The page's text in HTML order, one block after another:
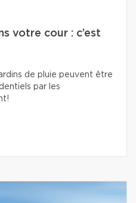
votre cour : c’est
de pluie peuvent être
par les